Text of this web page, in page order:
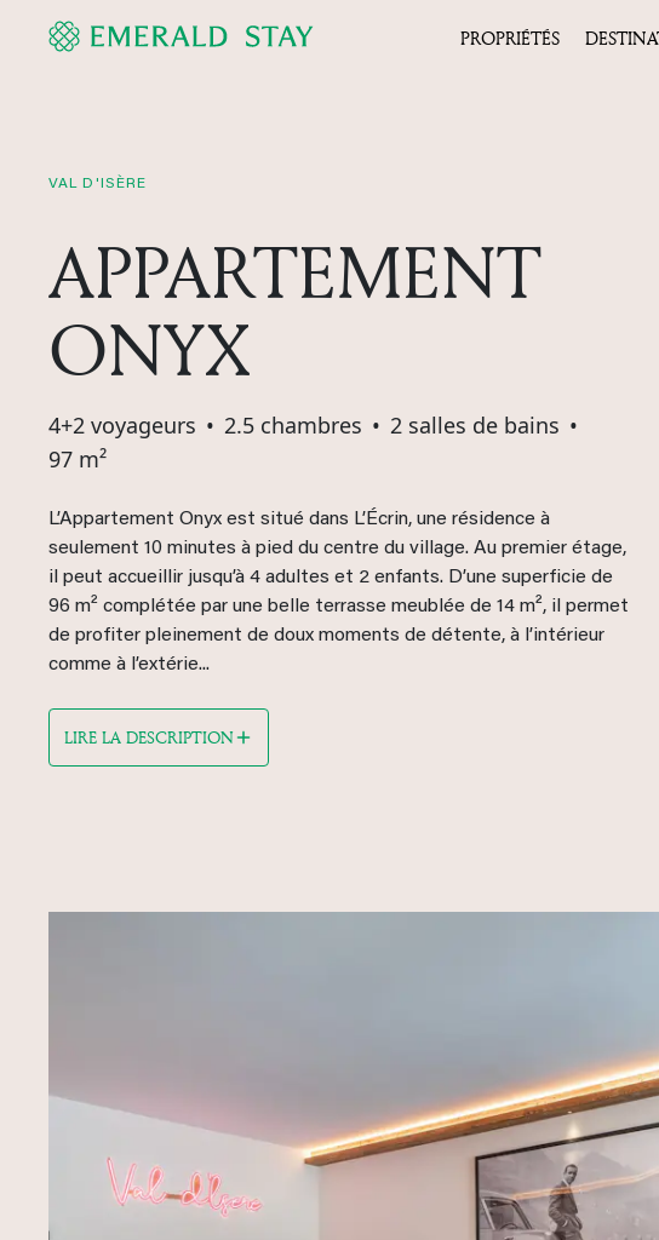
PROPRIÉTÉS
VAL D'ISÈRE
APPARTEMENT
ONYX
4+2 voyageurs • 2.5 chambres • 2 salles de bains •
97 m²
L’Appartement Onyx est situé dans L’Écrin, une résidence à
seulement 10 minutes à pied du centre du village. Au premier étage,
il peut accueillir jusqu’à 4 adultes et 2 enfants. D’une superficie de
96 m² complétée par une belle terrasse meublée de 14 m², il permet
de profiter pleinement de doux moments de détente, à l’intérieur
comme à l’extérie...
LIRE LA DESCRIPTION